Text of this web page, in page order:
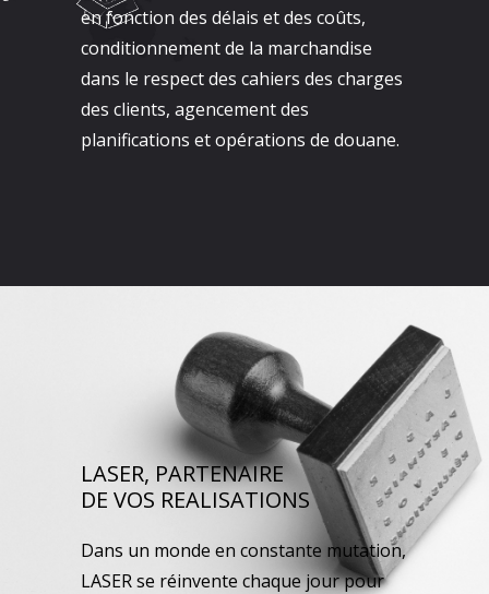
en fonction des délais et des coûts,
conditionnement de la marchandise
dans le respect des cahiers des charges
des clients, agencement des
planifications et opérations de douane.
LASER, PARTENAIRE
DE VOS REALISATIONS
Dans un monde en constante mutation,
LASER se réinvente chaque jour pour